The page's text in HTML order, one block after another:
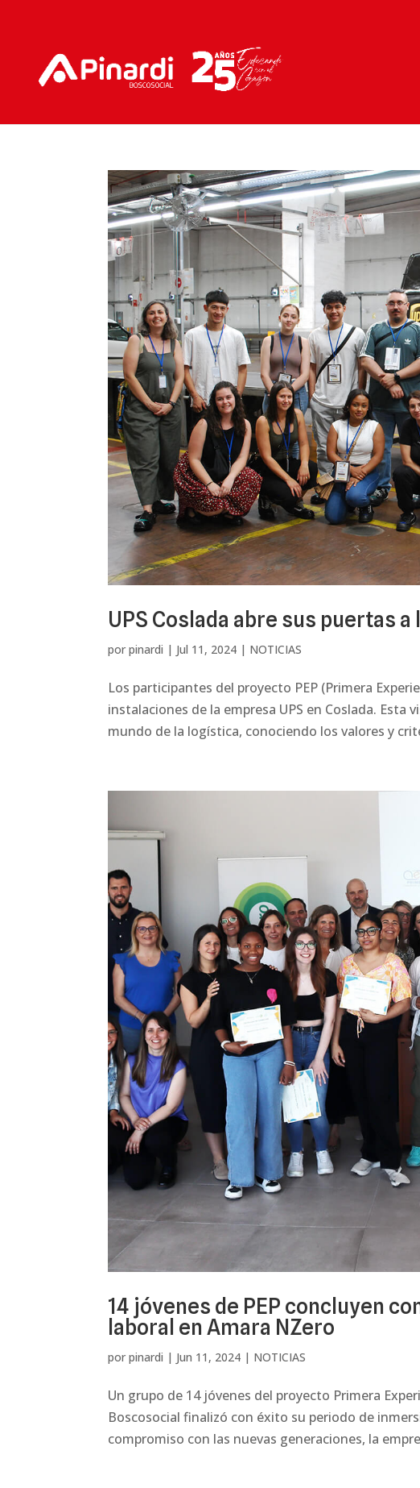
UPS Coslada abre sus puertas
porpinardi | Jul 11, 2024 | NOTICIAS
Los participantes del proyecto PEP (Primera
instalaciones de la empresa UPS en Coslada.
mundo de la logística, conociendo los valores y
14 jóvenes de PEP concluyen
laboral en Amara NZero
porpinardi | Jun 11, 2024 | NOTICIAS
Un grupo de 14 jóvenes del proyecto Primera
Boscosocial finalizó con éxito su periodo de
compromiso con las nuevas generaciones, la